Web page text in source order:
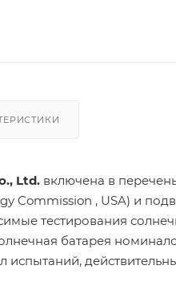
Ltd. включена в
Commission , USA) и
тестирования
батарея
испытаний,